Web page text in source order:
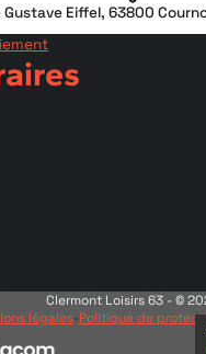
Gustave Eiffel, 63800
Clermont Loisirs 63 - ©
légales-Politique de